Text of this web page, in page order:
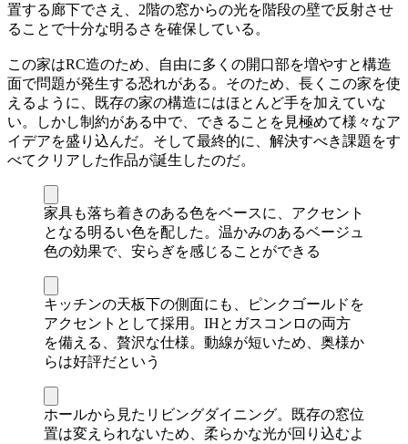
置する廊下でさえ、2階の窓からの光を階段の壁で反射させ
ることで十分な明るさを確保している。
この家はRC造のため、自由に多くの開口部を増やすと構造
面で問題が発生する恐れがある。そのため、長くこの家を使
えるように、既存の家の構造にはほとんど手を加えていな
い。しかし制約がある中で、できることを見極めて様々なア
イデアを盛り込んだ。そして最終的に、解決すべき課題をす
べてクリアした作品が誕生したのだ。
家具も落ち着きのある色をベースに、アクセント
となる明るい色を配した。温かみのあるベージュ
色の効果で、安らぎを感じることができる
キッチンの天板下の側面にも、ピンクゴールドを
アクセントとして採用。IHとガスコンロの両方
を備える、贅沢な仕様。動線が短いため、奥様か
らは好評だという
ホールから見たリビングダイニング。既存の窓位
置は変えられないため、柔らかな光が回り込むよ